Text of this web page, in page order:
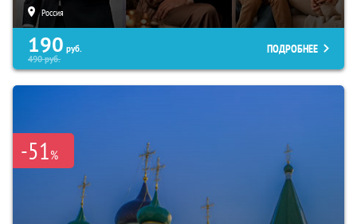
Россия
190 руб.
490руб.
ПОДРОБНЕЕ
-51%